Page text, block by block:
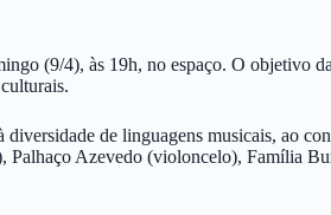
(9/4), às 19h, no espaço. O objetivo
de linguagens musicais, ao
Azevedo (violoncelo), Família